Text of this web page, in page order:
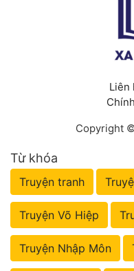
Điềm Đạm
Liên
Copyright
Từ khóa
Truyện tranh
Truyện Võ Hiệp
Truyện Nhập Môn